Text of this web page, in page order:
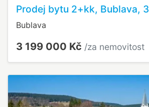
Prodej bytu 2+kk, Bublava,
Bublava
3 199 000 Kč /za nemovitost